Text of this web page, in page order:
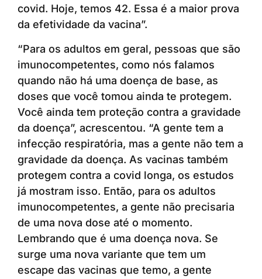
covid. Hoje, temos 42. Essa é a maior prova
da efetividade da vacina”.
“Para os adultos em geral, pessoas que são
imunocompetentes, como nós falamos
quando não há uma doença de base, as
doses que você tomou ainda te protegem.
Você ainda tem proteção contra a gravidade
da doença”, acrescentou. “A gente tem a
infecção respiratória, mas a gente não tem a
gravidade da doença. As vacinas também
protegem contra a covid longa, os estudos
já mostram isso. Então, para os adultos
imunocompetentes, a gente não precisaria
de uma nova dose até o momento.
Lembrando que é uma doença nova. Se
surge uma nova variante que tem um
escape das vacinas que temo, a gente